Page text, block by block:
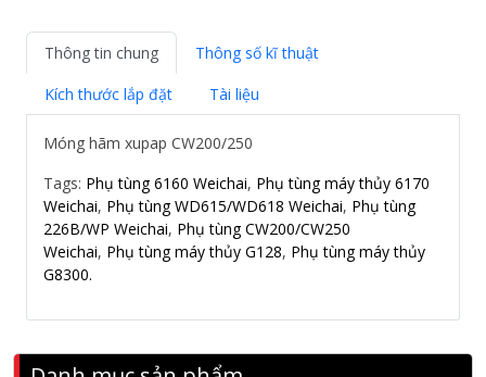
Thông tin chung
Thông số kĩ thuật
Kích thước lắp đặt
Tài liệu
Móng hãm xupap CW200/250
Tags: Phụ tùng 6160 Weichai, Phụ tùng máy thủy 6170
Weichai, Phụ tùng WD615/WD618 Weichai, Phụ tùng
226B/WP Weichai, Phụ tùng CW200/CW250
Weichai, Phụ tùng máy thủy G128, Phụ tùng máy thủy
G8300.